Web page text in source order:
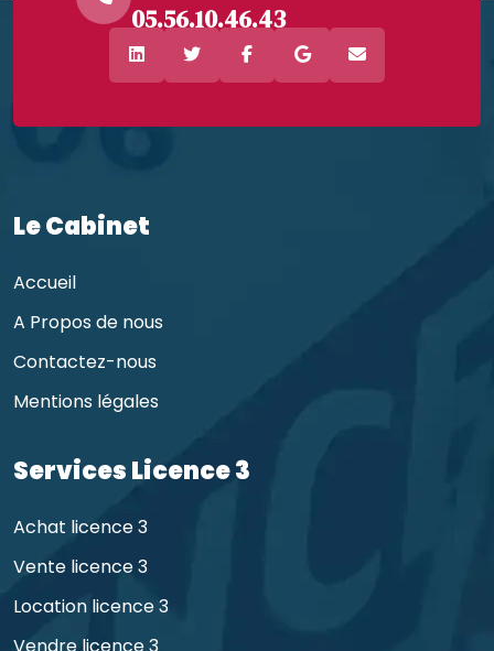
05.56.10.46.43
Le Cabinet
Accueil
A Propos de nous
Contactez-nous
Mentions légales
Services Licence 3
Achat licence 3
Vente licence 3
Location licence 3
Vendre licence 3